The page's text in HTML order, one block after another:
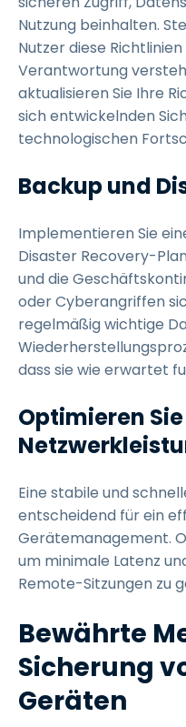
Nutzung beinhalten.
Nutzer diese
Verantwortung
aktualisieren Sie Ihre
sich entwickelnden
technologischen
Backup und
Implementieren Sie
Disaster Recovery-
und die
oder Cyberangriffen
regelmäßig wichtige
dass sie wie erwartet
Optimieren
Eine stabile und
entscheidend für ein
Gerätemanagement.
um minimale Latenz
Remote-Sitzungen zu
Bewährte
Sicherung
Geräten